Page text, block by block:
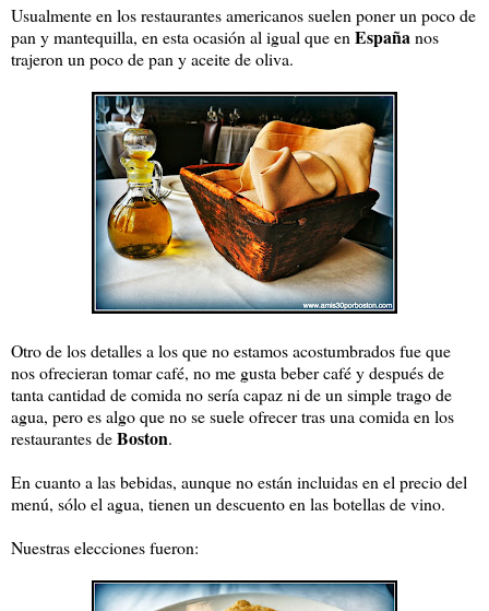
Usualmente en los restaurantes americanos suelen poner un poco de
pan y mantequilla, en esta ocasión al igual que en Españanos
trajeron un poco de pan y aceite de oliva.
Otro de los detalles a los que no estamos acostumbrados fue que
nos ofrecieran tomar café, no me gusta beber café y después de
tanta cantidad de comida no sería capaz ni de un simple trago de
agua, pero es algo que no se suele ofrecer tras una comida en los
restaurantes deBoston.
En cuanto a las bebidas, aunque no están incluidas en el precio del
menú, sólo el agua, tienen un descuento en las botellas de vino.
Nuestras elecciones fueron: